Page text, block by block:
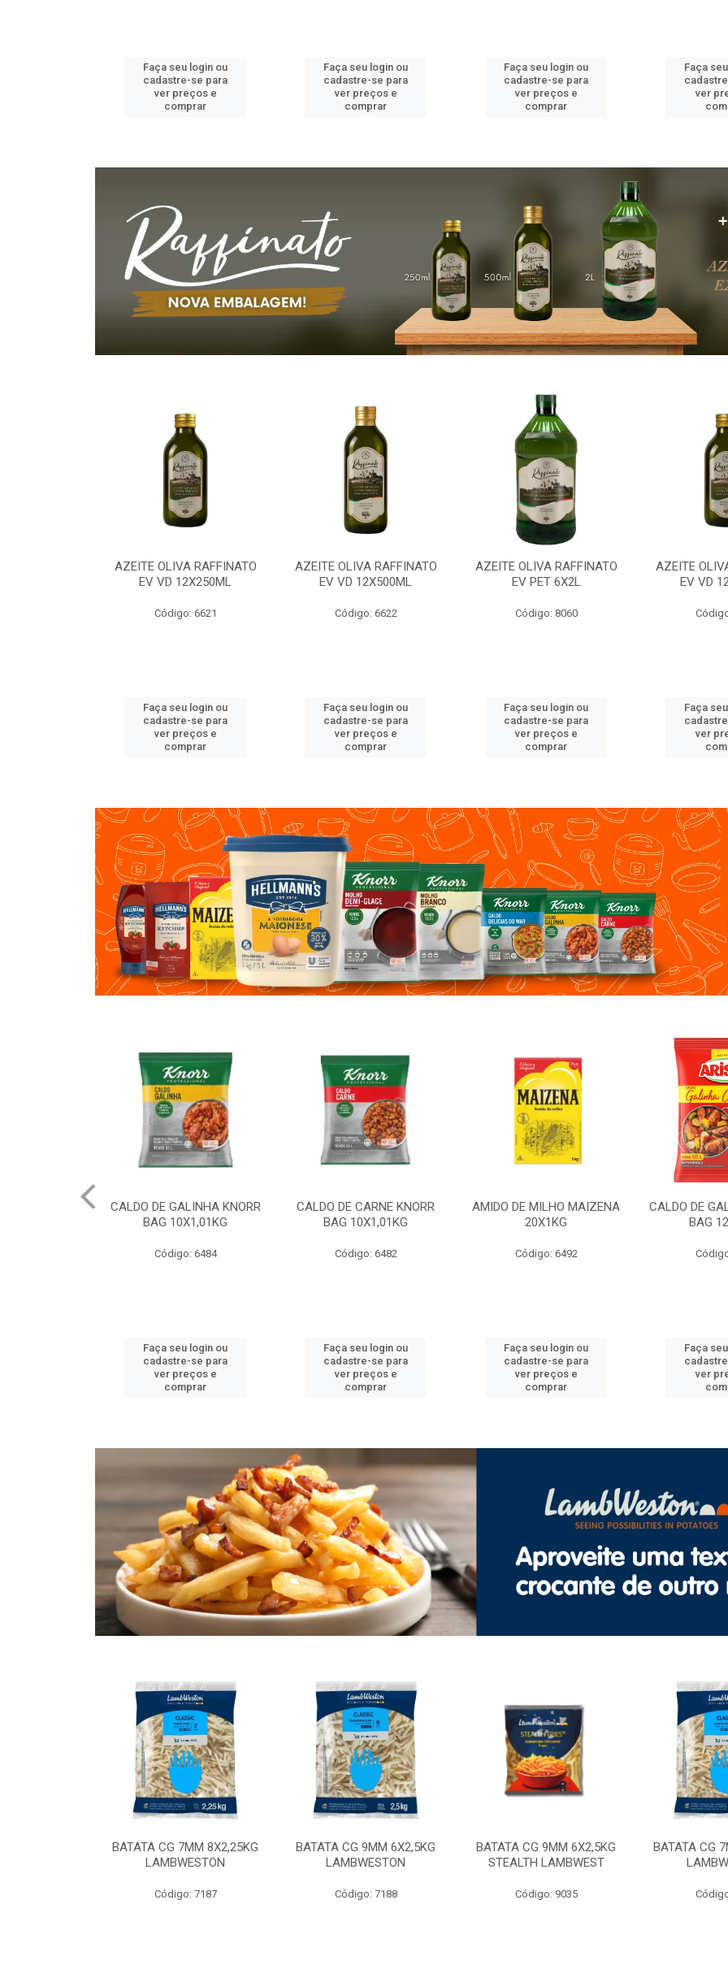
Faça seu login ou
cadastre-se para
ver preços e
comprar
Faça seu login ou
cadastre-se para
ver preços e
comprar
Faça seu login ou
cadastre-se para
ver preços e
comprar
Faça
ver
AZEITE OLIVA RAFFINATO
EV VD 12X250ML
Código: 6621
Faça seu login ou
cadastre-se para
ver preços e
comprar
AZEITE OLIVA RAFFINATO
EV VD 12X500ML
Código: 6622
Faça seu login ou
cadastre-se para
ver preços e
comprar
AZEITE OLIVA RAFFINATO
EV PET 6X2L
Código: 8060
Faça seu login ou
cadastre-se para
ver preços e
comprar
AZEITE
EV VD
Faça
ver
CALDO DE CARNE KNORR
BAG 10X1,01KG
Código: 6482
Faça seu login ou
cadastre-se para
ver preços e
comprar
AMIDO DE MILHO MAIZENA
20X1KG
Código: 6492
Faça seu login ou
cadastre-se para
ver preços e
comprar
CALDO DE GALINHA ARISCO
BAG 12X850G
Código: 6471
Faça seu login ou
cadastre-se para
ver preços e
comprar
MOLHO
Faça
ver
BATATA CG 7MM 8X2,25KG
LAMBWESTON
Código: 7187
BATATA CG 9MM 6X2,5KG
LAMBWESTON
Código: 7188
BATATA CG 9MM 6X2,5KG
STEALTH LAMBWEST
Código: 9035
BATATA CG